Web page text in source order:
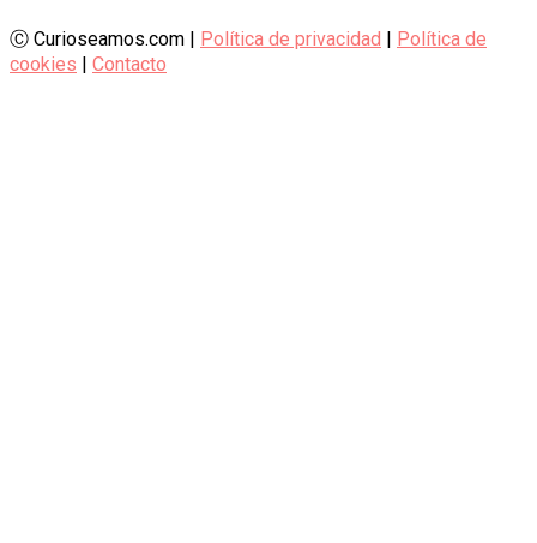
Ⓒ Curioseamos.com | Política de privacidad
Política de
cookies
Contacto